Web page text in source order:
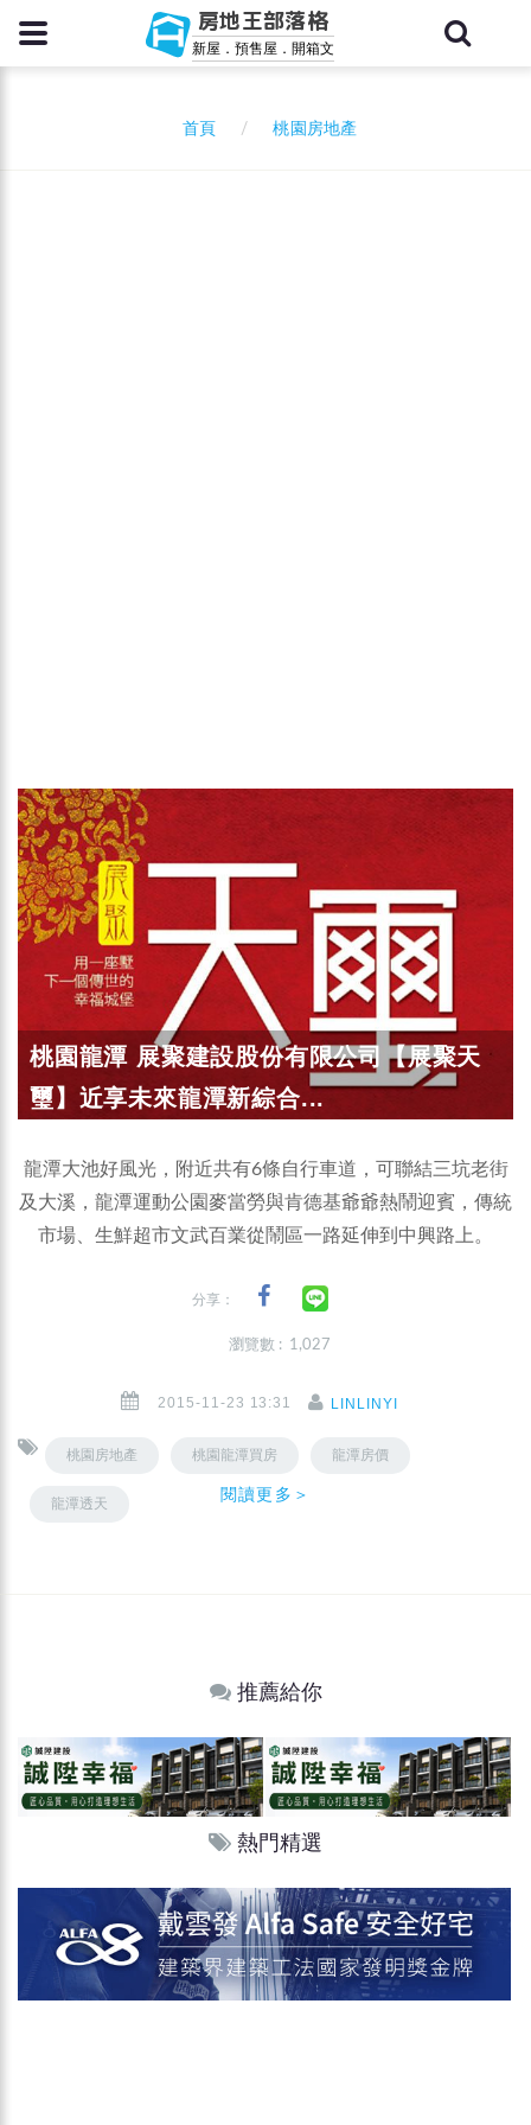
房地王部落格
新屋．預售屋．開箱文
首頁 桃園房地產
桃園龍潭 展聚建設股份有限公司【展聚天
璽】近享未來龍潭新綜合...
龍潭大池好風光，附近共有6條自行車道，可聯結三坑老街
及大溪，龍潭運動公園麥當勞與肯德基爺爺熱鬧迎賓，傳統
市場、生鮮超市文武百業從鬧區一路延伸到中興路上。
分享：
瀏覽數 : 1,027
2015-11-23 13:31 LINLINYI
桃園房地產 桃園龍潭買房 龍潭房價
龍潭透天 閱讀更多＞
推薦給你
熱門精選